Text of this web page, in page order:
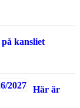
kansliet
Här är